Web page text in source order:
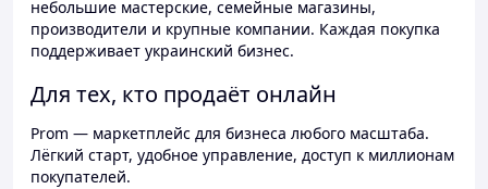
небольшие мастерские, семейные магазины,
производители и крупные компании. Каждая покупка
поддерживает украинский бизнес.
Для тех, кто продаёт онлайн
Prom — маркетплейс для бизнеса любого масштаба.
Лёгкий старт, удобное управление, доступ к миллионам
покупателей.